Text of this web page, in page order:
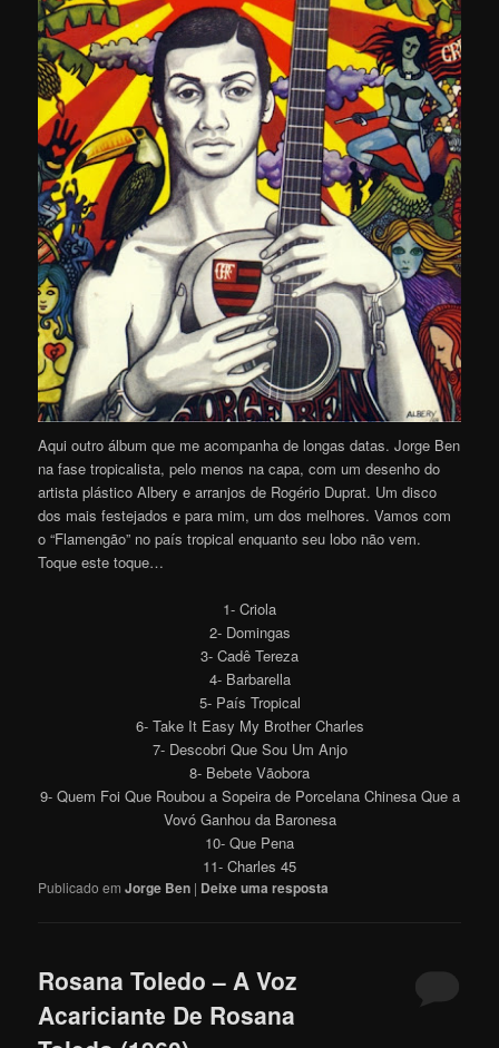
Aqui outro álbum que me acompanha de longas datas. Jorge Ben
na fase tropicalista, pelo menos na capa, com um desenho do
artista plástico Albery e arranjos de Rogério Duprat. Um disco
dos mais festejados e para mim, um dos melhores. Vamos com
o “Flamengão” no país tropical enquanto seu lobo não vem.
Toque este toque…
1- Criola
2- Domingas
3- Cadê Tereza
4- Barbarella
5- País Tropical
6- Take It Easy My Brother Charles
7- Descobri Que Sou Um Anjo
8- Bebete Vãobora
9- Quem Foi Que Roubou a Sopeira de Porcelana Chinesa Que a
Vovó Ganhou da Baronesa
10- Que Pena
11- Charles 45
Publicado em Jorge Ben | Deixe uma resposta
Rosana Toledo – A Voz
Acariciante De Rosana